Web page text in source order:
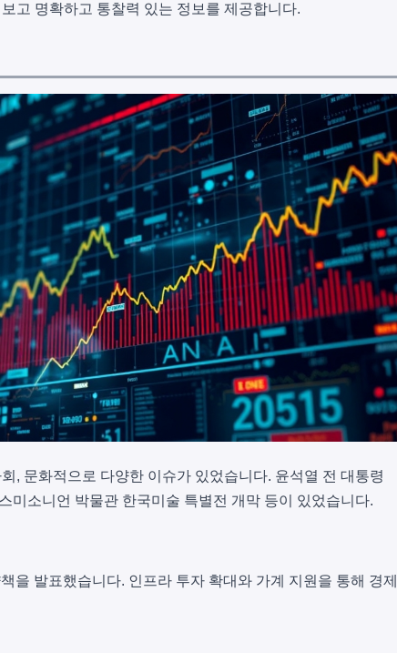
고 명확하고 통찰력 있는 정보를 제공합니다.
, 문화적으로 다양한 이슈가 있었습니다. 윤석열 전 대통령
미소니언 박물관 한국미술 특별전 개막 등이 있었습니다.
을 발표했습니다. 인프라 투자 확대와 가계 지원을 통해 경제